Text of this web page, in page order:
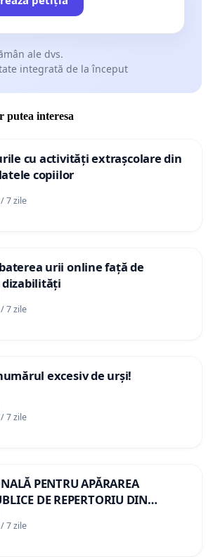
ale dvs.
integrată de la început
putea interesa
cu activități extrașcolare din
copiilor
7 zile
urii online față de
dizabilități
7 zile
excesiv de urși!
7 zile
PENTRU APĂRAREA
DE REPERTORIU DIN
7 zile